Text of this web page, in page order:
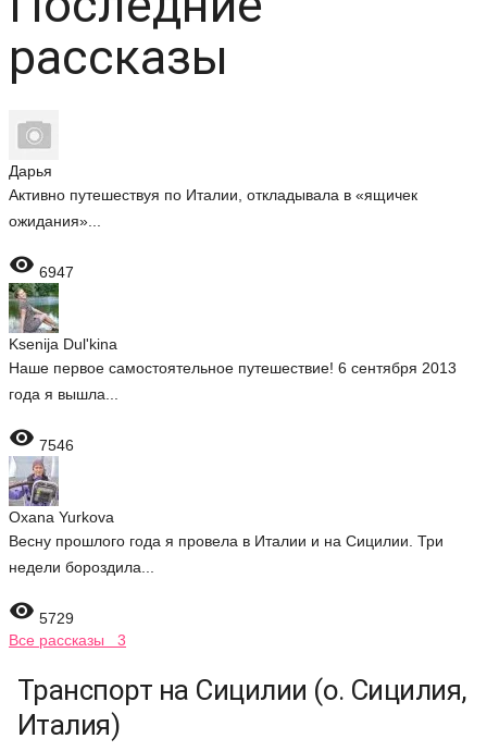
рассказы
Дарья
Активно путешествуя по Италии, откладывала в «ящичек
ожидания»...
 6947
Ksenija Dul'kina
Наше первое самостоятельное путешествие! 6 сентября 2013
года я вышла...
 7546
Oxana Yurkova
Весну прошлого года я провела в Италии и на Сицилии. Три
недели бороздила...
 5729
Все рассказы 3
Транспорт на Сицилии (о. Сицилия,
Италия)